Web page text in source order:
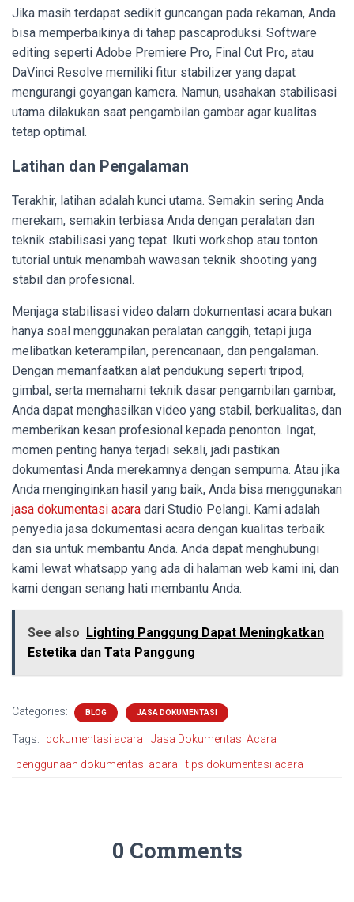
Jika masih terdapat sedikit guncangan pada rekaman, Anda
bisa memperbaikinya di tahap pascaproduksi. Software
editing seperti Adobe Premiere Pro, Final Cut Pro, atau
DaVinci Resolve memiliki fitur stabilizer yang dapat
mengurangi goyangan kamera. Namun, usahakan stabilisasi
utama dilakukan saat pengambilan gambar agar kualitas
tetap optimal.
Latihan dan Pengalaman
Terakhir, latihan adalah kunci utama. Semakin sering Anda
merekam, semakin terbiasa Anda dengan peralatan dan
teknik stabilisasi yang tepat. Ikuti workshop atau tonton
tutorial untuk menambah wawasan teknik shooting yang
stabil dan profesional.
Menjaga stabilisasi video dalam dokumentasi acara bukan
hanya soal menggunakan peralatan canggih, tetapi juga
melibatkan keterampilan, perencanaan, dan pengalaman.
Dengan memanfaatkan alat pendukung seperti tripod,
gimbal, serta memahami teknik dasar pengambilan gambar,
Anda dapat menghasilkan video yang stabil, berkualitas, dan
memberikan kesan profesional kepada penonton. Ingat,
momen penting hanya terjadi sekali, jadi pastikan
dokumentasi Anda merekamnya dengan sempurna. Atau jika
Anda menginginkan hasil yang baik, Anda bisa menggunakan
jasa dokumentasi acara dari Studio Pelangi. Kami adalah
penyedia jasa dokumentasi acara dengan kualitas terbaik
dan sia untuk membantu Anda. Anda dapat menghubungi
kami lewat whatsapp yang ada di halaman web kami ini, dan
kami dengan senang hati membantu Anda.
See also
Lighting Panggung Dapat Meningkatkan
Estetika dan Tata Panggung
Categories: BLOG JASA DOKUMENTASI
Tags: dokumentasi acara
Jasa Dokumentasi Acara
penggunaan dokumentasi acara
tips dokumentasi acara
0 Comments